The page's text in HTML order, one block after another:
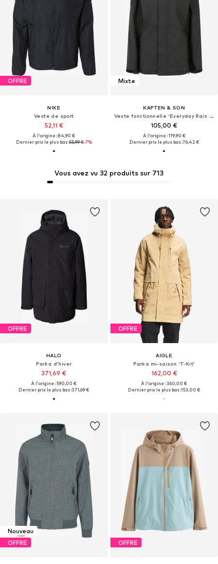
OFFRE
NIKE
Veste de sport
52,11 €
À l'origine : 84,90 €
Dernier prix le plus bas :55,99 €-7%
Mixte
KAPTEN & SON
Veste fonctionnelle 'Everyday Rain Jacket Short'
105,00 €
À l'origine : 119,90 €
Dernier prix le plus bas :76,42 €
Vous avez vu 32 produits sur 713
OFFRE
HALO
Parka d’hiver
371,69 €
À l'origine : 590,00 €
Dernier prix le plus bas :371,69 €
OFFRE
AIGLE
Parka mi-saison 'T-Kit'
162,00 €
À l'origine : 360,00 €
Dernier prix le plus bas :153,00 €
Nouveau
OFFRE
OFFRE